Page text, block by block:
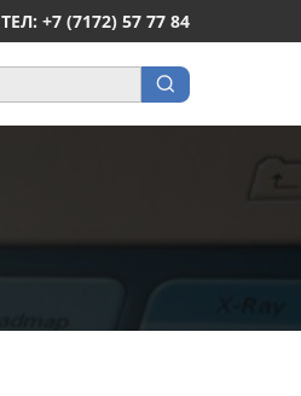
ТЕЛ: +7 (7172) 57 77 84